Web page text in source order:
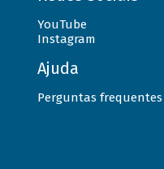
YouTube
Instagram
Ajuda
Perguntas frequentes